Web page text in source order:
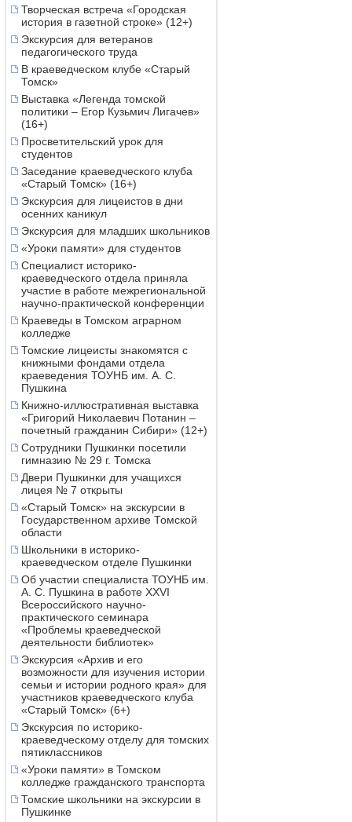
Творческая встреча «Городская
история в газетной строке» (12+)
Экскурсия для ветеранов
педагогического труда
В краеведческом клубе «Старый
Томск»
Выставка «Легенда томской
политики – Егор Кузьмич Лигачев»
(16+)
Просветительский урок для
студентов
Заседание краеведческого клуба
«Старый Томск» (16+)
Экскурсия для лицеистов в дни
осенних каникул
Экскурсия для младших школьников
«Уроки памяти» для студентов
Специалист историко-
краеведческого отдела приняла
участие в работе межрегиональной
научно-практической конференции
Краеведы в Томском аграрном
колледже
Томские лицеисты знакомятся с
книжными фондами отдела
краеведения ТОУНБ им. А. С.
Пушкина
Книжно-иллюстративная выставка
«Григорий Николаевич Потанин –
почетный гражданин Сибири» (12+)
Сотрудники Пушкинки посетили
гимназию № 29 г. Томска
Двери Пушкинки для учащихся
лицея № 7 открыты
«Старый Томск» на экскурсии в
Государственном архиве Томской
области
Школьники в историко-
краеведческом отделе Пушкинки
Об участии специалиста ТОУНБ им.
А. С. Пушкина в работе XXVI
Всероссийского научно-
практического семинара
«Проблемы краеведческой
деятельности библиотек»
Экскурсия «Архив и его
возможности для изучения истории
семьи и истории родного края» для
участников краеведческого клуба
«Старый Томск» (6+)
Экскурсия по историко-
краеведческому отделу для томских
пятиклассников
«Уроки памяти» в Томском
колледже гражданского транспорта
Томские школьники на экскурсии в
Пушкинке